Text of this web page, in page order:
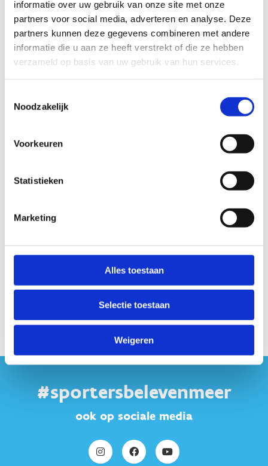
informatie over uw gebruik van onze site met onze
partners voor social media, adverteren en analyse. Deze
partners kunnen deze gegevens combineren met andere
informatie die u aan ze heeft verstrekt of die ze hebben
verzameld op basis van uw gebruik van hun services.
Noodzakelijk
Voorkeuren
Statistieken
Marketing
Alles toestaan
Selectie toestaan
Weigeren
Een aanrader voor het hele gezin of een
geliefkoosde activiteit op een sportdag of
teambuilding.
Meer info nodig? Contacteer ons
Stuur een bericht
#sportersbelevenmeer
ook op sociale media